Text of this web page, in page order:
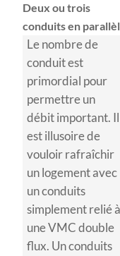
Deux ou trois
conduits en
Le nombre de
conduit est
primordial pour
permettre un
débit important. Il
est illusoire de
vouloir rafraîchir
un logement avec
un conduits
simplement relié à
une VMC double
flux. Un conduits